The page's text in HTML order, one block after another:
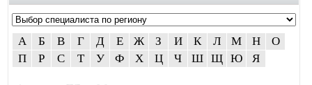
А Б В Г Д Е Ж З И К Л М Н
О
П
Р С Т У Ф Х Ц Ч Ш Щ Ю Я